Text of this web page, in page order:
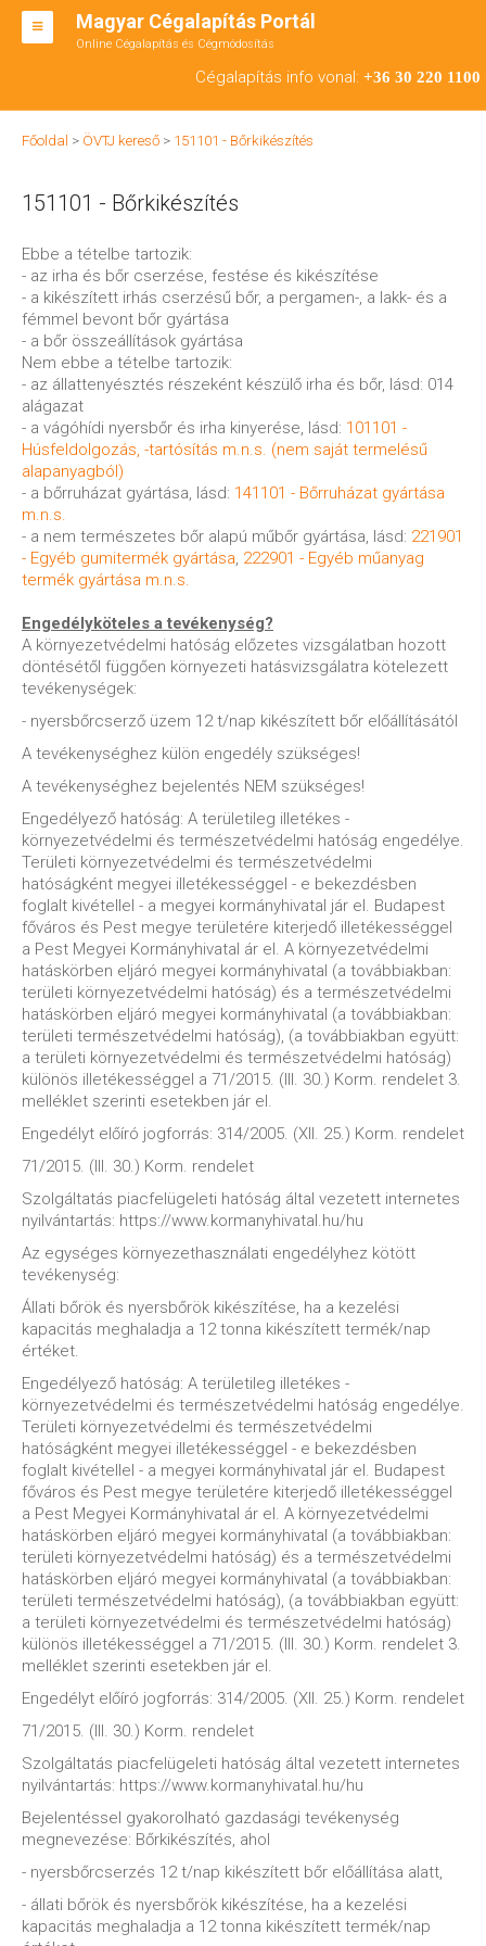
Magyar Cégalapítás Portál
Online Cégalapítás és Cégmódosítás
Cégalapítás info vonal: +36 30 220 1100
BT ALAPÍTÁS
CÉGMÓDOSÍTÁS
ÁTALAKULÁS
TEÁOR SZÁMOK '08
ENGEDÉLYKÖTELES
KAPCSOLAT
IRODÁK
Főoldal > ÖVTJ kereső > 151101 - Bőrkikészítés
151101 - Bőrkikészítés
Ebbe a tételbe tartozik:
- az irha és bőr cserzése, festése és kikészítése
- a kikészített irhás cserzésű bőr, a pergamen-, a lakk- és a
fémmel bevont bőr gyártása
- a bőr összeállítások gyártása
Nem ebbe a tételbe tartozik:
- az állattenyésztés részeként készülő irha és bőr, lásd: 014
alágazat
- a vágóhídi nyersbőr és irha kinyerése, lásd: 101101 -
Húsfeldolgozás, -tartósítás m.n.s. (nem saját termelésű
alapanyagból)
- a bőrruházat gyártása, lásd: 141101 - Bőrruházat gyártása
m.n.s.
- a nem természetes bőr alapú műbőr gyártása, lásd: 221901
- Egyéb gumitermék gyártása, 222901 - Egyéb műanyag
termék gyártása m.n.s.
Engedélyköteles a tevékenység?
A környezetvédelmi hatóság előzetes vizsgálatban hozott
döntésétől függően környezeti hatásvizsgálatra kötelezett
tevékenységek:
- nyersbőrcserző üzem 12 t/nap kikészített bőr előállításától
A tevékenységhez külön engedély szükséges!
A tevékenységhez bejelentés NEM szükséges!
Engedélyező hatóság: A területileg illetékes -
környezetvédelmi és természetvédelmi hatóság engedélye.
Területi környezetvédelmi és természetvédelmi
hatóságként megyei illetékességgel - e bekezdésben
foglalt kivétellel - a megyei kormányhivatal jár el. Budapest
főváros és Pest megye területére kiterjedő illetékességgel
a Pest Megyei Kormányhivatal ár el. A környezetvédelmi
hatáskörben eljáró megyei kormányhivatal (a továbbiakban:
területi környezetvédelmi hatóság) és a természetvédelmi
hatáskörben eljáró megyei kormányhivatal (a továbbiakban:
területi természetvédelmi hatóság), (a továbbiakban együtt:
a területi környezetvédelmi és természetvédelmi hatóság)
különös illetékességgel a 71/2015. (III. 30.) Korm. rendelet 3.
melléklet szerinti esetekben jár el.
Engedélyt előíró jogforrás: 314/2005. (XII. 25.) Korm. rendelet
71/2015. (III. 30.) Korm. rendelet
Szolgáltatás piacfelügeleti hatóság által vezetett internetes
nyilvántartás: https://www.kormanyhivatal.hu/hu
Az egységes környezethasználati engedélyhez kötött
tevékenység:
Állati bőrök és nyersbőrök kikészítése, ha a kezelési
kapacitás meghaladja a 12 tonna kikészített termék/nap
értéket.
Engedélyező hatóság: A területileg illetékes -
környezetvédelmi és természetvédelmi hatóság engedélye.
Területi környezetvédelmi és természetvédelmi
hatóságként megyei illetékességgel - e bekezdésben
foglalt kivétellel - a megyei kormányhivatal jár el. Budapest
főváros és Pest megye területére kiterjedő illetékességgel
a Pest Megyei Kormányhivatal ár el. A környezetvédelmi
hatáskörben eljáró megyei kormányhivatal (a továbbiakban:
területi környezetvédelmi hatóság) és a természetvédelmi
hatáskörben eljáró megyei kormányhivatal (a továbbiakban:
területi természetvédelmi hatóság), (a továbbiakban együtt:
a területi környezetvédelmi és természetvédelmi hatóság)
különös illetékességgel a 71/2015. (III. 30.) Korm. rendelet 3.
melléklet szerinti esetekben jár el.
Engedélyt előíró jogforrás: 314/2005. (XII. 25.) Korm. rendelet
71/2015. (III. 30.) Korm. rendelet
Szolgáltatás piacfelügeleti hatóság által vezetett internetes
nyilvántartás: https://www.kormanyhivatal.hu/hu
Bejelentéssel gyakorolható gazdasági tevékenység
megnevezése: Bőrkikészítés, ahol
- nyersbőrcserzés 12 t/nap kikészített bőr előállítása alatt,
- állati bőrök és nyersbőrök kikészítése, ha a kezelési
kapacitás meghaladja a 12 tonna kikészített termék/nap